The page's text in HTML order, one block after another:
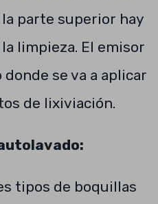
parte superior hay
limpieza. El emisor
se va a aplicar
de lixiviación.
tipos de boquillas